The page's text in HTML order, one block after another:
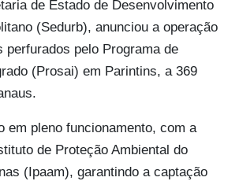
de Estado de Desenvolvimento
(Sedurb), anunciou a operação
perfurados pelo Programa de
(Prosai) em Parintins, a 369
em pleno funcionamento, com a
de Proteção Ambiental do
(Ipaam), garantindo a captação